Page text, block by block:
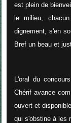
est plein de
le milieu,
dignement, s'en
Bref un beau et
L'oral du
Chérif avance
ouvert et
qui s'obstine à les